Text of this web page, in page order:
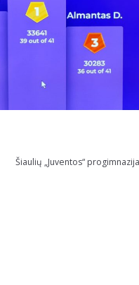
Šiaulių „Juventos“ progimnazija